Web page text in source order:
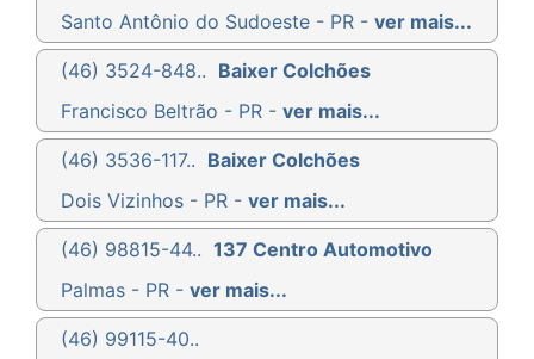
Santo Antônio do Sudoeste - PR - ver mais...
(46) 3524-848.. Baixer Colchões
Francisco Beltrão - PR - ver mais...
(46) 3536-117.. Baixer Colchões
Dois Vizinhos - PR - ver mais...
(46) 98815-44.. 137 Centro Automotivo
Palmas - PR - ver mais...
(46) 99115-40..